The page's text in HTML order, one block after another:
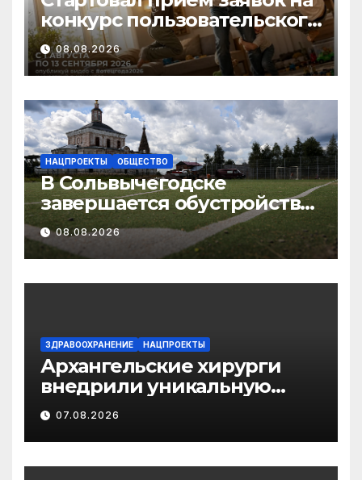
конкурс пользовательского
видео «Отец года – 2026»
08.08.2026
НАЦПРОЕКТЫ ОБЩЕСТВО
В Сольвычегодске
завершается обустройство
волейбольной и
баскетбольной площадок
08.08.2026
ЗДРАВООХРАНЕНИЕ НАЦПРОЕКТЫ
Архангельские хирурги
внедрили уникальную
методику
малотравматичного
лечения патологии
диафрагмы
07.08.2026